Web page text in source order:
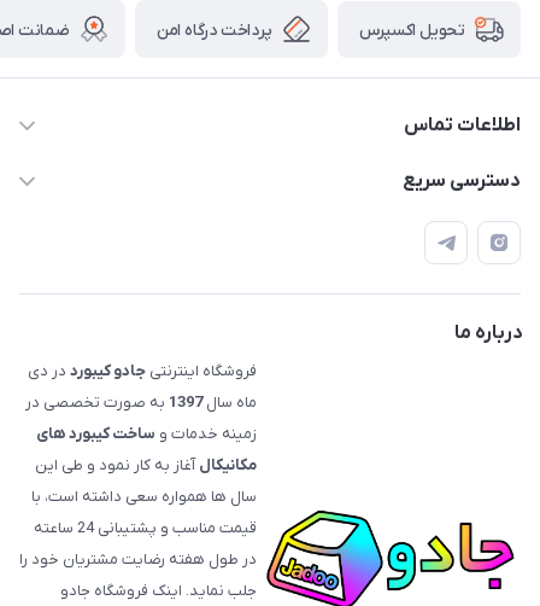
تحویل اکسپرس پرداخت درگاه امن ضمانت
اطلاعات تماس
09120992668
info@jadookb.com
حضوری، با هماهنگی)
دسترسی سریع
حساب کاربری
اصطلاحات و مفاهیم مرتبط به کیبوردهای مکانیکال
درباره ما
فروشگاه اینترنتی جادو کیبورد در دی
ماه سال1397 به صورت تخصصی در
زمینه خدمات و ساخت کیبورد های
مکانیکالآغاز به کار نمود و طی این
سال ها همواره سعی داشته است، با
قیمت‌ مناسب و پشتیبانی 24 ساعته
در طول هفته رضایت مشتریان خود را
جلب نماید. اینک فروشگاه جادو